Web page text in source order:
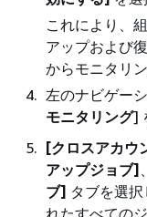
これにより、
アップおよび
からモニタリ
左のナビゲー
モニタリング]
[クロスアカウ
アップジョブ]
ブ] タブを選
れたすべての